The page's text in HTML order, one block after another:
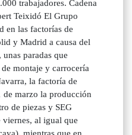
trabajadores. Cadena
Teixidó El Grupo
en las factorías de
y Madrid a causa del
paradas que
montaje y carrocería
la factoría de
de marzo la producción
de piezas y SEG
al igual que